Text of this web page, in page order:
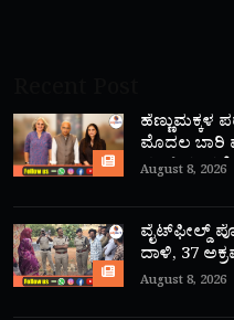
ಹೆಣ್ಣುಮಕ್ಕಳ
ಮೊದಲ ಬಾರಿ
ಮಾಜಿ ಸಂಸದೆ!
August 8, 2026
ವೈಟ್‌ಫೀಲ್ಡ್
ದಾಳಿ, 37
August 8, 2026